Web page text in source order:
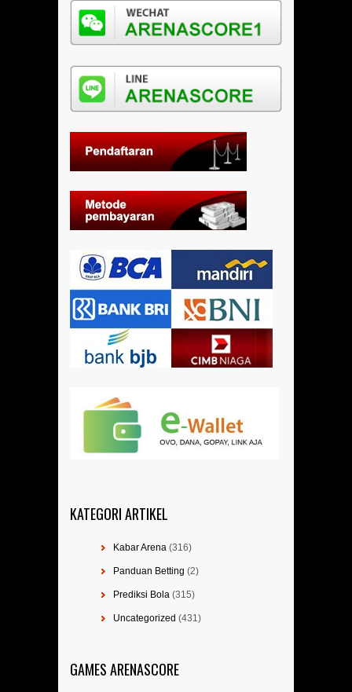
KATEGORI ARTIKEL
Kabar Arena (316)
Panduan Betting (2)
Prediksi Bola (315)
Uncategorized (431)
GAMES ARENASCORE